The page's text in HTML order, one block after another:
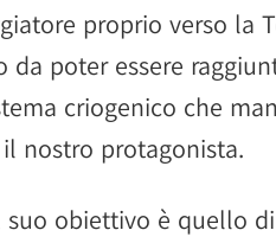
proprio verso la
da poter essere
criogenico che
nostro protagonista.
suo obiettivo è quello